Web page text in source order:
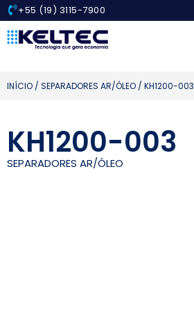
+55 (19) 3115-7900
INÍCIO / SEPARADORES AR/ÓLEO / KH1200-003
KH1200-003
SEPARADORES AR/ÓLEO